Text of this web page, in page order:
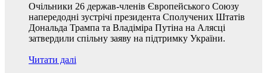
Очільники 26 держав-членів Європейського Союзу
напередодні зустрічі президента Сполучених Штатів
Дональда Трампа та Владіміра Путіна на Алясці
затвердили спільну заяву на підтримку України.
Читати далі